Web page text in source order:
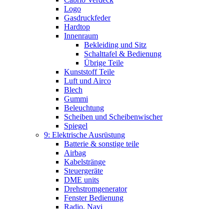
Logo
Gasdruckfeder
Hardtop
Innenraum
Bekleiding und Sitz
Schalttafel & Bedienung
Übrige Teile
Kunststoff Teile
Luft und Airco
Blech
Gummi
Beleuchtung
Scheiben und Scheibenwischer
Spiegel
9: Elektrische Ausrüstung
Batterie & sonstige teile
Airbag
Kabelstränge
Steuergeräte
DME units
Drehstromgenerator
Fenster Bedienung
Radio, Navi